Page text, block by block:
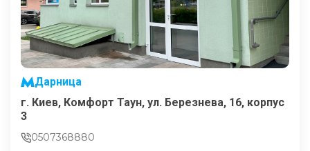
Дарница
г. Киев, Комфорт Таун, ул. Березнева, 16, корпус
3
0507368880